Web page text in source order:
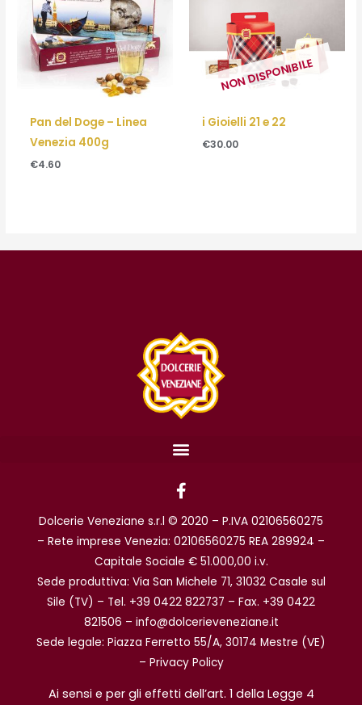
Pan del Doge – Linea
Venezia 400g
€4.60
NON DISPONIBILE
i Gioielli 21 e 22
€30.00
F
a
c
e
b
o
o
k
-
f
Dolcerie Veneziane s.r.l © 2020 – P.IVA 02106560275
– Rete imprese Venezia: 02106560275 REA 289924 –
Capitale Sociale € 51.000,00 i.v.
Sede produttiva: Via San Michele 71, 31032 Casale sul
Sile (TV) – Tel. +39 0422 822737 – Fax. +39 0422
821506 – info@dolcerieveneziane.it
Sede legale: Piazza Ferretto 55/A, 30174 Mestre (VE)
– Privacy Policy
Ai sensi e per gli effetti dell’art. 1 della Legge 4